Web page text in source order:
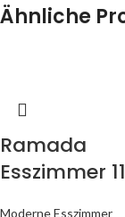
Ähnliche
Ramada
Esszimmer
Moderne Esszimmer